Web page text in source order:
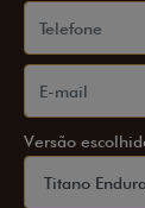
Versão